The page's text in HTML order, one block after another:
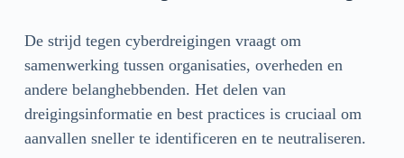
De strijd tegen cyberdreigingen vraagt om
samenwerking tussen organisaties, overheden en
andere belanghebbenden. Het delen van
dreigingsinformatie en best practices is cruciaal om
aanvallen sneller te identificeren en te neutraliseren.